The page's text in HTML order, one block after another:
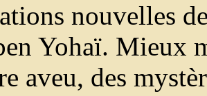
nouvelles
Yohaï. Mieux
aveu, des